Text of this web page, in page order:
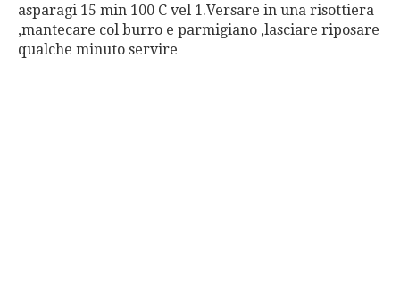
asparagi 15 min 100 C vel 1.Versare in una risottiera
,mantecare col burro e parmigiano ,lasciare riposare
qualche minuto servire